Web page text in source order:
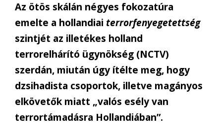
Az ötös skálán négyes fokozatúra
emelte a hollandiai terrorfenyegetettség
szintjét az illetékes holland
terrorelhárító ügynökség (NCTV)
szerdán, miután úgy ítélte meg, hogy
dzsihadista csoportok, illetve magányos
elkövetők miatt „valós esély van
terrortámadásra Hollandiában”.